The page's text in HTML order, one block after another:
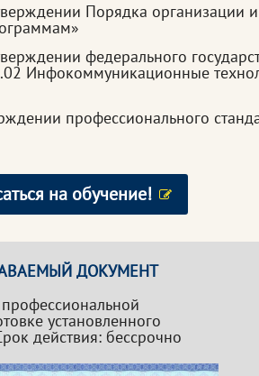
Порядка организации и
федерального
Инфокоммуникационные
профессионального
на обучение!
ДОКУМЕНТ
установленного
действия: бессрочно